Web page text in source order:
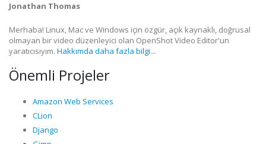
Jonathan Thomas
Merhaba! Linux, Mac ve Windows için özgür, açık kaynaklı, doğrusal
olmayan bir video düzenleyici olan OpenShot Video Editor'un
yaratıcısıyım. Hakkımda daha fazla bilgi...
Önemli Projeler
Amazon Web Services
CLion
Django